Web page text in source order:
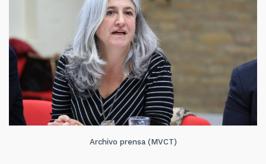
Archivo prensa (MVCT)